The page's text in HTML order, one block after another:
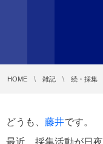
HOME 雑記 続・採集
どうも、 藤井です。